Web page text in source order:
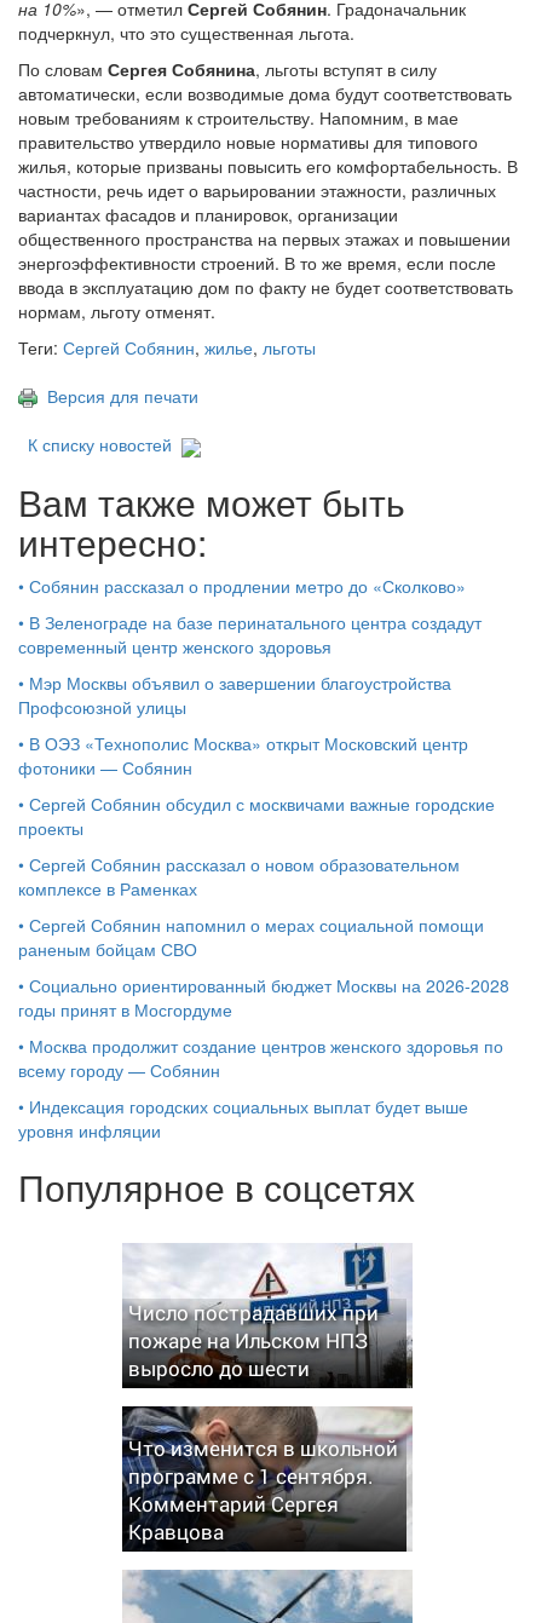
на 10%», — отметил Сергей Собянин. Градоначальник
подчеркнул, что это существенная льгота.
По словам Сергея Собянина, льготы вступят в силу
автоматически, если возводимые дома будут соответствовать
новым требованиям к строительству. Напомним, в мае
правительство утвердило новые нормативы для типового
жилья, которые призваны повысить его комфортабельность. В
частности, речь идет о варьировании этажности, различных
вариантах фасадов и планировок, организации
общественного пространства на первых этажах и повышении
энергоэффективности строений. В то же время, если после
ввода в эксплуатацию дом по факту не будет соответствовать
нормам, льготу отменят.
Теги: Сергей Собянин, жилье, льготы
Версия для печати
К списку новостей
Вам также может быть
интересно:
• Собянин рассказал о продлении метро до «Сколково»
• В Зеленограде на базе перинатального центра создадут
современный центр женского здоровья
• Мэр Москвы объявил о завершении благоустройства
Профсоюзной улицы
• В ОЭЗ «Технополис Москва» открыт Московский центр
фотоники — Собянин
• Сергей Собянин обсудил с москвичами важные городские
проекты
• Сергей Собянин рассказал о новом образовательном
комплексе в Раменках
• Сергей Собянин напомнил о мерах социальной помощи
раненым бойцам СВО
• Социально ориентированный бюджет Москвы на 2026-2028
годы принят в Мосгордуме
• Москва продолжит создание центров женского здоровья по
всему городу — Собянин
• Индексация городских социальных выплат будет выше
уровня инфляции
Популярное в соцсетях
Число пострадавших при
пожаре на Ильском НПЗ
выросло до шести
Что изменится в школьной
программе с 1 сентября.
Комментарий Сергея
Кравцова